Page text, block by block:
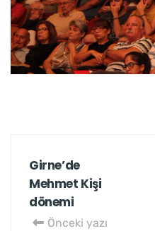
Girne’de
Mehmet Kişi
dönemi
Önceki yazı